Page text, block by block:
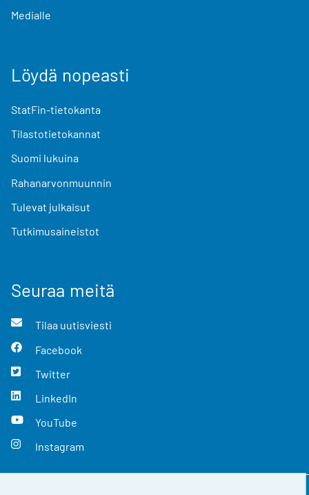
Medialle
Löydä nopeasti
StatFin-tietokanta
Tilastotietokannat
Suomi lukuina
Rahanarvonmuunnin
Tulevat julkaisut
Tutkimusaineistot
Seuraa meitä
Tilaa uutisviesti
Facebook
Twitter
LinkedIn
YouTube
Instagram